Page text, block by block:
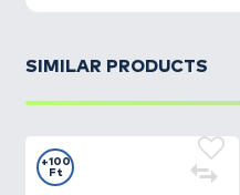
SIMILAR PRODUCTS
+100
Ft